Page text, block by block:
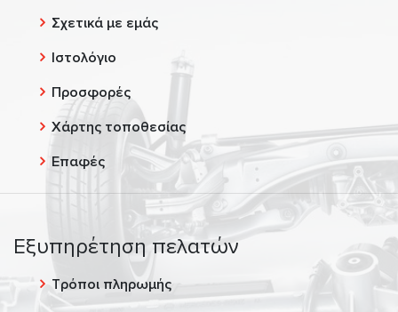
Σχετικά με εμάς
Ιστολόγιο
Προσφορές
Χάρτης τοποθεσίας
Επαφές
Εξυπηρέτηση πελατών
Τρόποι πληρωμής